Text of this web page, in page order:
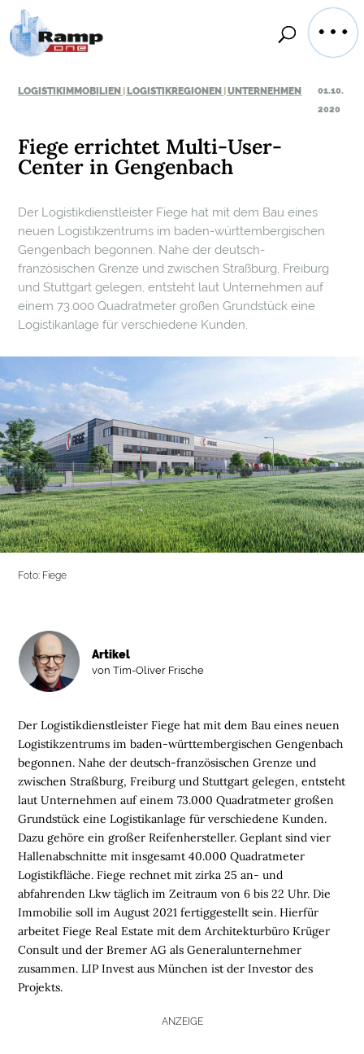
LOGISTIKIMMOBILIEN LOGISTIKREGIONEN |UNTERNEHMEN
01.10.
2020
Fiege errichtet Multi-User-
Center in Gengenbach
Der Logistikdienstleister Fiege hat mit dem Bau eines
neuen Logistikzentrums im baden-württembergischen
Gengenbach begonnen. Nahe der deutsch-
französischen Grenze und zwischen Straßburg, Freiburg
und Stuttgart gelegen, entsteht laut Unternehmen auf
einem 73.000 Quadratmeter großen Grundstück eine
Logistikanlage für verschiedene Kunden.
Foto: Fiege
Der Logistikdienstleister Fiege hat mit dem Bau eines neuen
Logistikzentrums im baden-württembergischen Gengenbach
begonnen. Nahe der deutsch-französischen Grenze und
zwischen Straßburg, Freiburg und Stuttgart gelegen, entsteht
laut Unternehmen auf einem 73.000 Quadratmeter großen
Grundstück eine Logistikanlage für verschiedene Kunden.
Dazu gehöre ein großer Reifenhersteller. Geplant sind vier
Hallenabschnitte mit insgesamt 40.000 Quadratmeter
Logistikfläche. Fiege rechnet mit zirka 25 an- und
abfahrenden Lkw täglich im Zeitraum von 6 bis 22 Uhr. Die
Immobilie soll im August 2021 fertiggestellt sein. Hierfür
arbeitet Fiege Real Estate mit dem Architekturbüro Krüger
Consult und der Bremer AG als Generalunternehmer
zusammen. LIP Invest aus München ist der Investor des
Projekts.
ANZEIGE
Artikel
von Tim-Oliver Frische